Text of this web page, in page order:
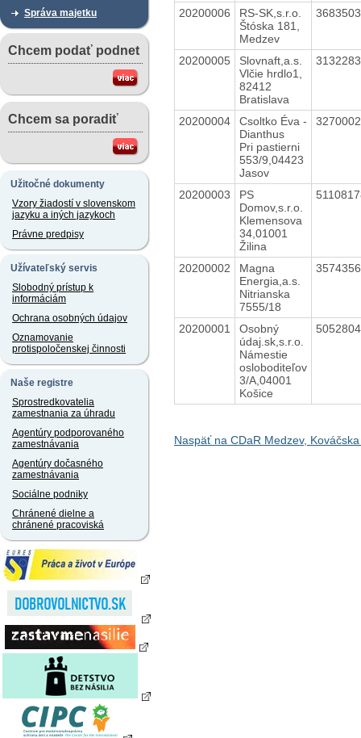
Správa majetku
Chcem podať podnet
Chcem sa poradiť
Užitočné dokumenty
Vzory žiadostí v slovenskom
jazyku a iných jazykoch
Právne predpisy
Užívateľský servis
Slobodný prístup k
informáciám
Ochrana osobných údajov
Oznamovanie
protispoločenskej činnosti
Naše registre
Sprostredkovatelia
zamestnania za úhradu
Agentúry podporovaného
zamestnávania
Agentúry dočasného
zamestnávania
Sociálne podniky
Chránené dielne a
chránené pracoviská
20200006
RS-SK,s.r.o.
Štóska 181,
Medzev
20200005
Slovnaft,a.s.
Vlčie hrdlo1,
82412
Bratislava
20200004
Csoltko Éva -
Dianthus
Pri pastierni
553/9,04423
Jasov
20200003
PS
Domov,s.r.o.
Klemensova
34,01001
Žilina
20200002
Magna
Energia,a.s.
Nitrianska
7555/18
20200001
Osobný
údaj.sk,s.r.o.
Námestie
osloboditeľov
3/A,04001
Košice
Naspäť na CDaR Medzev,